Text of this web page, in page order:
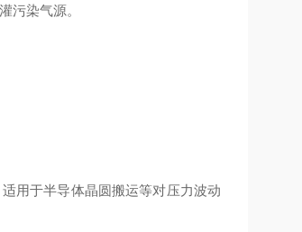
污染气源。
用于半导体晶圆搬运等对压力波动